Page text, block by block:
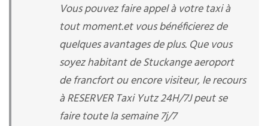
Vous pouvez faire appel à votre taxi à
tout moment.et vous bénéficierez de
quelques avantages de plus. Que vous
soyez habitant de Stuckange aeroport
de francfort ou encore visiteur, le recours
à RESERVER Taxi Yutz 24H/7J peut se
faire toute la semaine 7j/7